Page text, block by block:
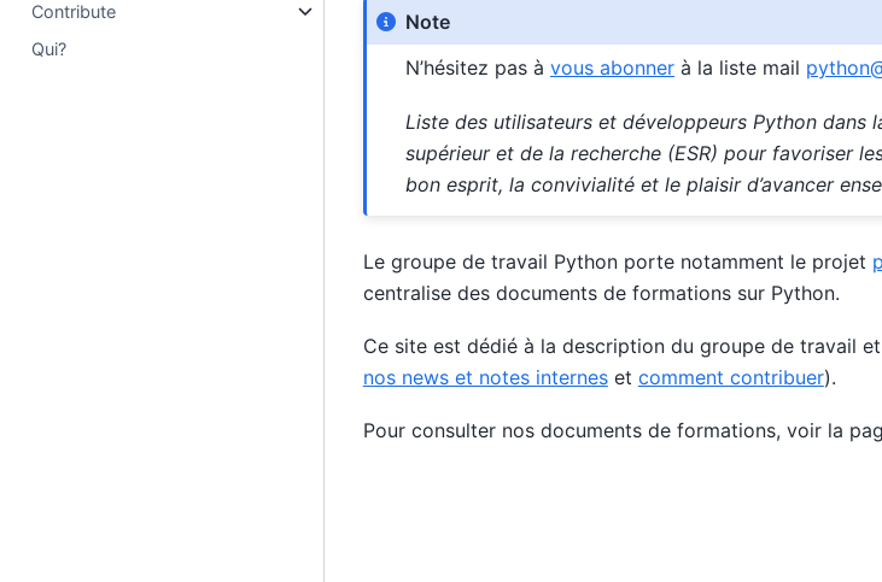
Contribute
Qui?
Note
N’hésitez pas à vous abonnerà la liste mail python
Liste des utilisateurs et développeurs Python dans
supérieur et de la recherche (ESR) pour favoriser
bon esprit, la convivialité et le plaisir d’avancer
Le groupe de travail Python porte notamment le projet
centralise des documents de formations sur Python.
Ce site est dédié à la description du groupe de travail
nos news et notes interneset comment contribuer).
Pour consulter nos documents de formations, voir la